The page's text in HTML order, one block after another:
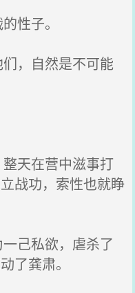
性子。
，自然是不可能
天在营中滋事打
战功，索性也就睁
己私欲，虐杀了
了龚肃。